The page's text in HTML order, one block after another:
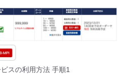
スの利用方法 手順1